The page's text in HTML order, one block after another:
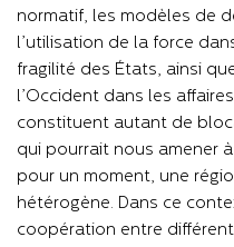
normatif, les modèles de
l’utilisation de la force
fragilité des États, ainsi
l’Occident dans les
constituent autant de
qui pourrait nous amener
pour un moment, une
hétérogène. Dans ce
coopération entre